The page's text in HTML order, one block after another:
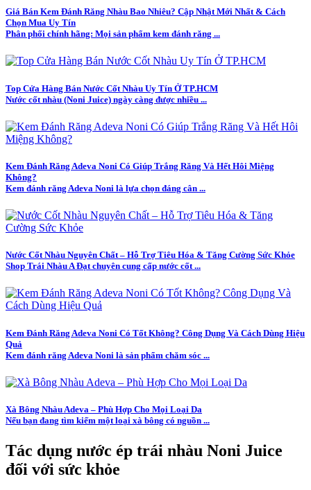
Giá Bán Kem Đánh Răng Nhàu Bao Nhiêu? Cập Nhật Mới Nhất & Cách
Chọn Mua Uy Tín
Phân phối chính hãng: Mọi sản phẩm kem đánh răng ...
Top Cửa Hàng Bán Nước Cốt Nhàu Uy Tín Ở TP.HCM
Nước cốt nhàu (Noni Juice) ngày càng được nhiều ...
Kem Đánh Răng Adeva Noni Có Giúp Trắng Răng Và Hết Hôi Miệng
Không?
Kem đánh răng Adeva Noni là lựa chọn đáng cân ...
Nước Cốt Nhàu Nguyên Chất – Hỗ Trợ Tiêu Hóa & Tăng Cường Sức Khỏe
Shop Trái Nhàu A Đạt chuyên cung cấp nước cốt ...
Kem Đánh Răng Adeva Noni Có Tốt Không? Công Dụng Và Cách Dùng Hiệu
Quả
Kem đánh răng Adeva Noni là sản phẩm chăm sóc ...
Xà Bông Nhàu Adeva – Phù Hợp Cho Mọi Loại Da
Nếu bạn đang tìm kiếm một loại xà bông có nguồn ...
Tác dụng nước ép trái nhàu Noni Juice
đối với sức khỏe